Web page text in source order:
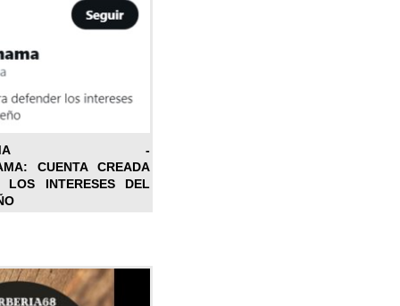
-
CUENTA CREADA
LOS INTERESES DEL